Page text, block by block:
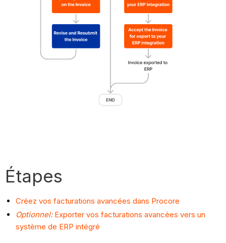
Étapes
Créez vos facturations avancées dans Procore
Optionnel:Exporter vos facturations avancées vers un
système de ERP intégré